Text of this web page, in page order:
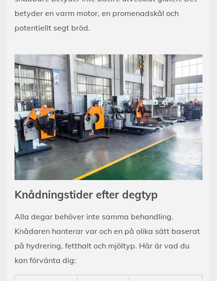
betyder en varm motor, en promenadskål och
potentiellt segt bröd.
Knådningstider efter degtyp
Alla degar behöver inte samma behandling.
Knådaren hanterar var och en på olika sätt baserat
på hydrering, fetthalt och mjöltyp. Här är vad du
kan förvänta dig: